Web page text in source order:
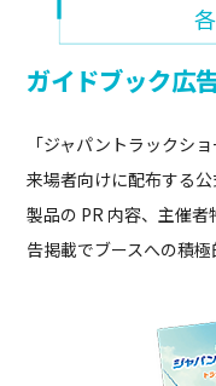
ガイドブック広
「ジャパントラックシ
来場者向けに配布する
製品の PR 内容、主催
告掲載でブースへの積極